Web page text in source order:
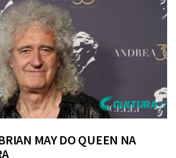
MAY DO QUEEN NA